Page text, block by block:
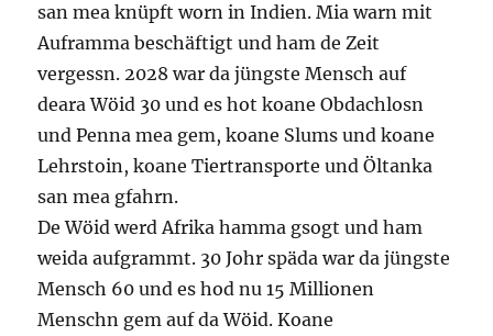
san mea knüpft worn in Indien. Mia warn mit
Auframma beschäftigt und ham de Zeit
vergessn. 2028 war da jüngste Mensch auf
deara Wöid 30 und es hot koane Obdachlosn
und Penna mea gem, koane Slums und koane
Lehrstoin, koane Tiertransporte und Öltanka
san mea gfahrn.
De Wöid werd Afrika hamma gsogt und ham
weida aufgrammt. 30 Johr späda war da jüngste
Mensch 60 und es hod nu 15 Millionen
Menschn gem auf da Wöid. Koane